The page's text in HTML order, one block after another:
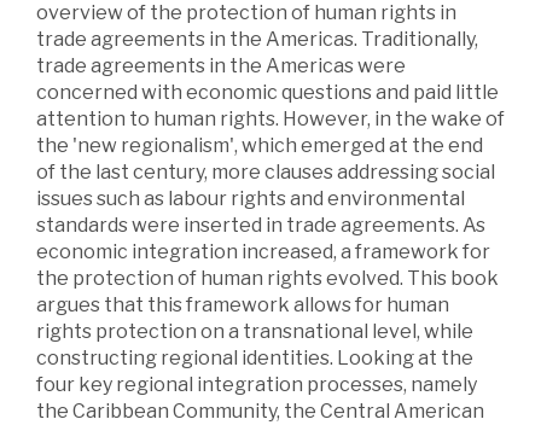
overview of the protection of human rights in
trade agreements in the Americas. Traditionally,
trade agreements in the Americas were
concerned with economic questions and paid little
attention to human rights. However, in the wake of
the 'new regionalism', which emerged at the end
of the last century, more clauses addressing social
issues such as labour rights and environmental
standards were inserted in trade agreements. As
economic integration increased, a framework for
the protection of human rights evolved. This book
argues that this framework allows for human
rights protection on a transnational level, while
constructing regional identities. Looking at the
four key regional integration processes, namely
the Caribbean Community, the Central American